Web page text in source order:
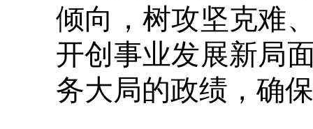
倾向，树攻坚克难
开创事业发展新局
务大局的政绩，确